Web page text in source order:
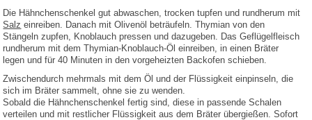
Die Hähnchenschenkel gut abwaschen, trocken tupfen und rundherum mit
Salz einreiben. Danach mit Olivenöl beträufeln. Thymian von den
Stängeln zupfen, Knoblauch pressen und dazugeben. Das Geflügelfleisch
rundherum mit dem Thymian-Knoblauch-Öl einreiben, in einen Bräter
legen und für 40 Minuten in den vorgeheizten Backofen schieben.
Zwischendurch mehrmals mit dem Öl und der Flüssigkeit einpinseln, die
sich im Bräter sammelt, ohne sie zu wenden.
Sobald die Hähnchenschenkel fertig sind, diese in passende Schalen
verteilen und mit restlicher Flüssigkeit aus dem Bräter übergießen. Sofort